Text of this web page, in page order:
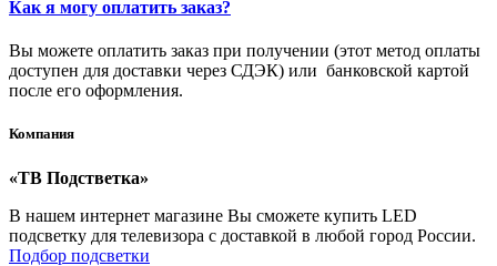
Как я могу оплатить заказ?
Вы можете оплатить заказ при получении (этот метод оплаты
доступен для доставки через СДЭК) или банковской картой
после его оформления.
Компания
«ТВ Подстветка»
В нашем интернет магазине Вы сможете купить LED
подсветку для телевизора с доставкой в любой город России.
Подбор подсветки